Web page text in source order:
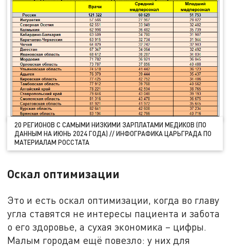
20 РЕГИОНОВ С САМЫМИ НИЗКИМИ ЗАРПЛАТАМИ МЕДИКОВ (ПО
ДАННЫМ НА ИЮНЬ 2024 ГОДА) // ИНФОГРАФИКА ЦАРЬГРАДА ПО
МАТЕРИАЛАМ РОССТАТА
Оскал оптимизации
Это и есть оскал оптимизации, когда во главу
угла ставятся не интересы пациента и забота
о его здоровье, а сухая экономика – цифры.
Малым городам ещё повезло: у них для